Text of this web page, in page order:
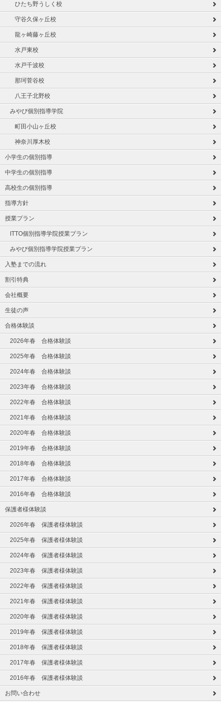
ひたち野うしく校
守谷久保ヶ丘校
龍ヶ崎藤ヶ丘校
水戸東校
水戸千波校
那珂菅谷校
八王子北野校
みやび個別指導学院
町田小山ヶ丘校
神奈川厚木校
小学生の個別指導
中学生の個別指導
高校生の個別指導
指導方針
授業プラン
ITTO個別指導学院授業プラン
みやび個別指導学院授業プラン
入塾までの流れ
割引特典
会社概要
生徒の声
合格体験談
2026年春 合格体験談
2025年春 合格体験談
2024年春 合格体験談
2023年春 合格体験談
2022年春 合格体験談
2021年春 合格体験談
2020年春 合格体験談
2019年春 合格体験談
2018年春 合格体験談
2017年春 合格体験談
2016年春 合格体験談
保護者様体験談
2026年春 保護者様体験談
2025年春 保護者様体験談
2024年春 保護者様体験談
2023年春 保護者様体験談
2022年春 保護者様体験談
2021年春 保護者様体験談
2020年春 保護者様体験談
2019年春 保護者様体験談
2018年春 保護者様体験談
2017年春 保護者様体験談
2016年春 保護者様体験談
お問い合わせ